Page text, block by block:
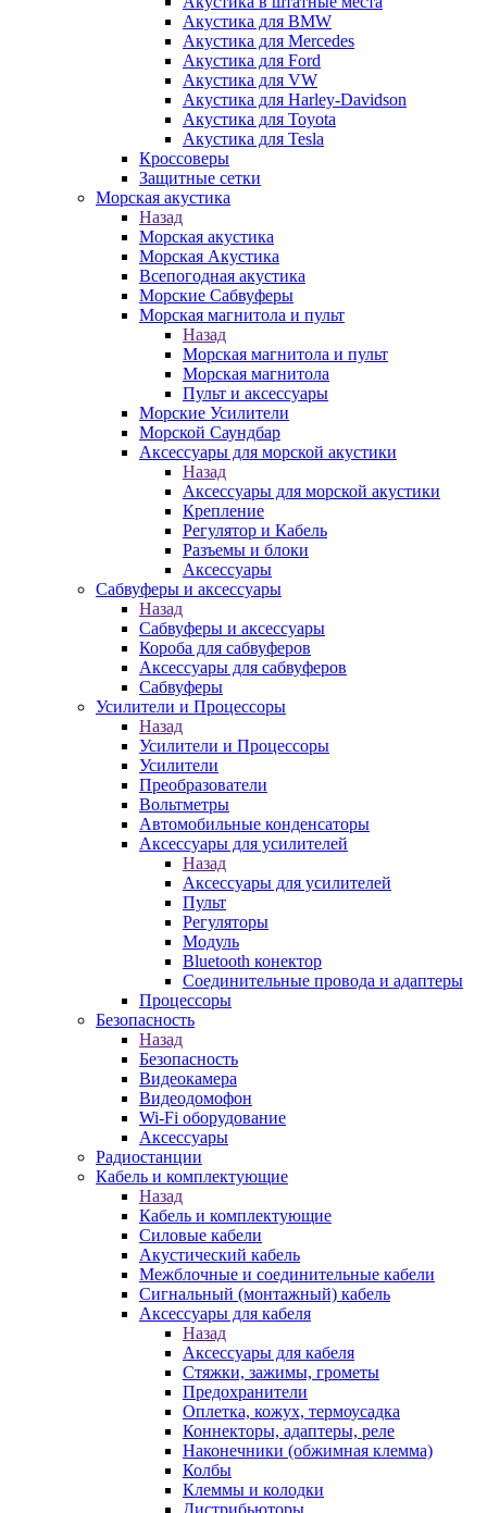
Акустика для BMW
Акустика для Mercedes
Акустика для Ford
Акустика для VW
Акустика для Harley-Davidson
Акустика для Toyota
Акустика для Tesla
Кроссоверы
Защитные сетки
Морская акустика
Назад
Морская акустика
Морская Акустика
Всепогодная акустика
Морские Сабвуферы
Морская магнитола и пульт
Назад
Морская магнитола и пульт
Морская магнитола
Пульт и аксессуары
Морские Усилители
Морской Cаундбар
Аксессуары для морской акустики
Назад
Аксессуары для морской акустики
Крепление
Регулятор и Кабель
Разъемы и блоки
Аксессуары
Сабвуферы и аксессуары
Назад
Сабвуферы и аксессуары
Короба для сабвуферов
Аксессуары для сабвуферов
Сабвуферы
Усилители и Процессоры
Назад
Усилители и Процессоры
Усилители
Преобразователи
Вольтметры
Автомобильные конденсаторы
Аксессуары для усилителей
Назад
Аксессуары для усилителей
Пульт
Регуляторы
Модуль
Bluetooth конектор
Соединительные провода и адаптеры
Процессоры
Безопасность
Назад
Безопасность
Видеокамера
Видеодомофон
Wi-Fi оборудование
Аксессуары
Радиостанции
Кабель и комплектующие
Назад
Кабель и комплектующие
Силовые кабели
Акустический кабель
Межблочные и соединительные кабели
Сигнальный (монтажный) кабель
Аксессуары для кабеля
Назад
Аксессуары для кабеля
Стяжки, зажимы, грометы
Предохранители
Оплетка, кожух, термоусадка
Коннекторы, адаптеры, реле
Наконечники (обжимная клемма)
Колбы
Клеммы и колодки
Дистрибьюторы